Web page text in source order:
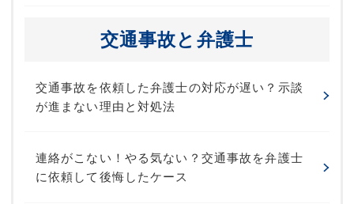
交通事故と弁護士
交通事故を依頼した弁護士の対応が遅い？示談
が進まない理由と対処法
連絡がこない！やる気ない？交通事故を弁護士
に依頼して後悔したケース